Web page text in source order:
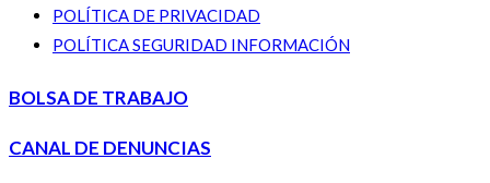
POLÍTICA DE PRIVACIDAD
POLÍTICA SEGURIDAD INFORMACIÓN
BOLSA DE TRABAJO
CANAL DE DENUNCIAS